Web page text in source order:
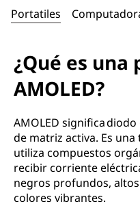
Portatiles
¿Qué es una
AMOLED?
AMOLED significa
de matriz activa. Es
utiliza compuestos
recibir corriente
negros profundos,
colores vibrantes.